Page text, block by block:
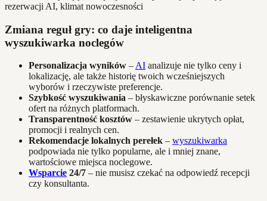
Zmiana reguł gry: co daje inteligentna
wyszukiwarka noclegów
Personalizacja wyników – AI analizuje nie tylko ceny i
lokalizację, ale także historię twoich wcześniejszych
wyborów i rzeczywiste preferencje.
Szybkość wyszukiwania – błyskawiczne porównanie setek
ofert na różnych platformach.
Transparentność kosztów – zestawienie ukrytych opłat,
promocji i realnych cen.
Rekomendacje lokalnych perełek – wyszukiwarka
podpowiada nie tylko popularne, ale i mniej znane,
wartościowe miejsca noclegowe.
Wsparcie 24/7 – nie musisz czekać na odpowiedź recepcji
czy konsultanta.